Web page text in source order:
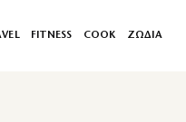
FITNESS COOK ΖΩΔΙΑ